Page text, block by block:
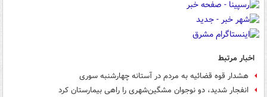
اخبار مرتبط
هشدار قوه قضائیه به مردم در آستانه چهارشنبه سوری
انفجار شدید، دو نوجوان مشگین‌شهری را راهی بیمارستان کرد